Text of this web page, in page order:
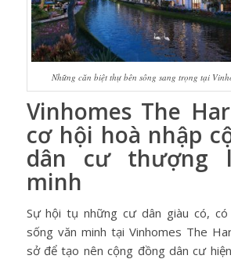
Những căn biệt thự bên sông sang trọng tại
Vinhomes The
cơ hội hoà nhập
dân cư thượng
minh
Sự hội tụ những cư dân giàu có,
sống văn minh tại Vinhomes The
sở để tạo nên cộng đồng dân cư